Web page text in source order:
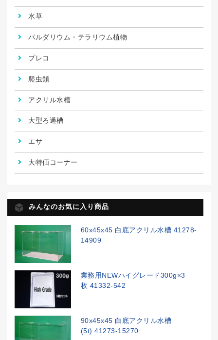
水草
パルダリウム・テラリウム植物
プレコ
爬虫類
アクリル水槽
大型ろ過槽
エサ
大特価コーナー
みんなのお気に入り商品
60x45x45 白底アクリル水槽 41278-
14909
業務用NEWハイグレード300g×3
枚 41332-542
90x45x45 白底アクリル水槽
(5t) 41273-15270